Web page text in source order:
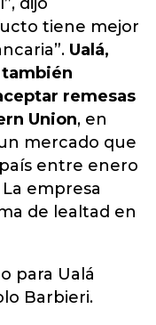
tiene mejor
Ualá,
remesas
Union, en
mercado que
entre enero
empresa
de lealtad en
para Ualá
Barbieri.